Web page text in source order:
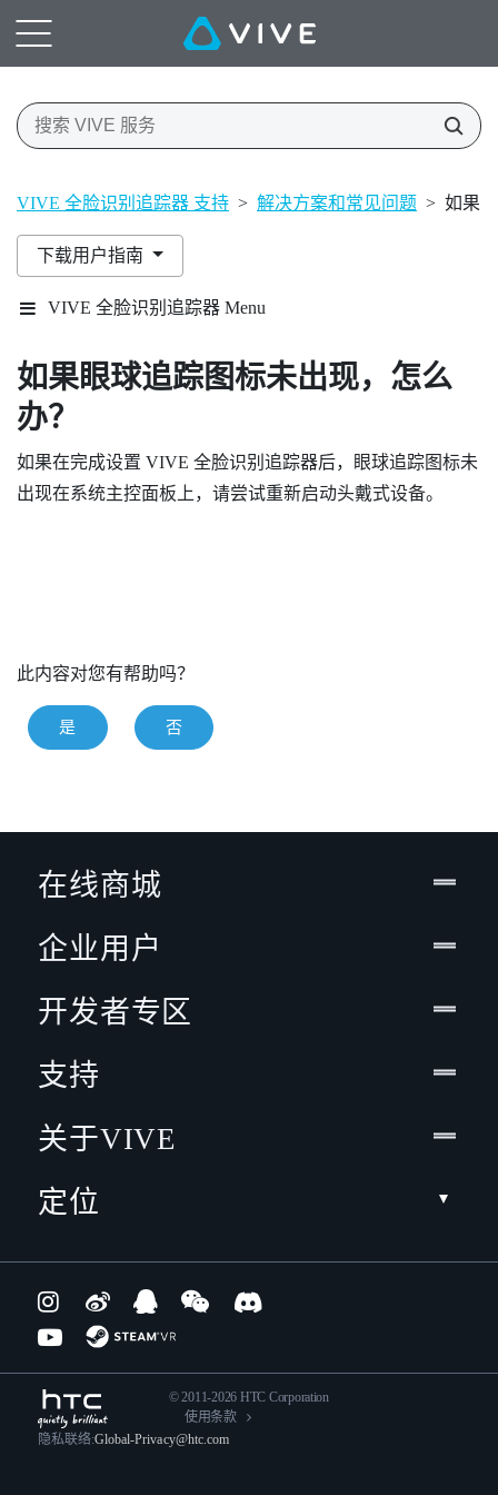
VIVE 全脸识别追踪器 支持 > 解决方案和常见问题 > 如果
下载用户指南
VIVE 全脸识别追踪器 Menu
如果眼球追踪图标未出现，怎么
办？
如果在完成设置 VIVE 全脸识别追踪器后，眼球追踪图标未
出现在系统主控面板上，请尝试重新启动头戴式设备。
此内容对您有帮助吗？
是 否
在线商城
企业用户
开发者专区
支持
关于VIVE
定位
© 2011-2026 HTC Corporation
使用条款
隐私联络:Global-Privacy@htc.com